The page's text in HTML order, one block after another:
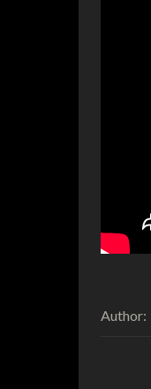
Author: